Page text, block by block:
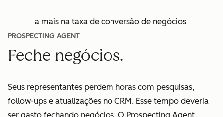
a mais na taxa de conversão de negócios
PROSPECTING AGENT
Feche negócios.
Seus representantes perdem horas com pesquisas,
follow-ups e atualizações no CRM. Esse tempo deveria
ser gasto fechando negócios. O Prospecting Agent